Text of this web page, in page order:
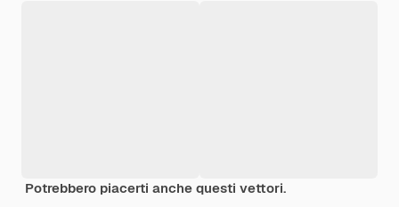
Potrebbero piacerti anche questi vettori.